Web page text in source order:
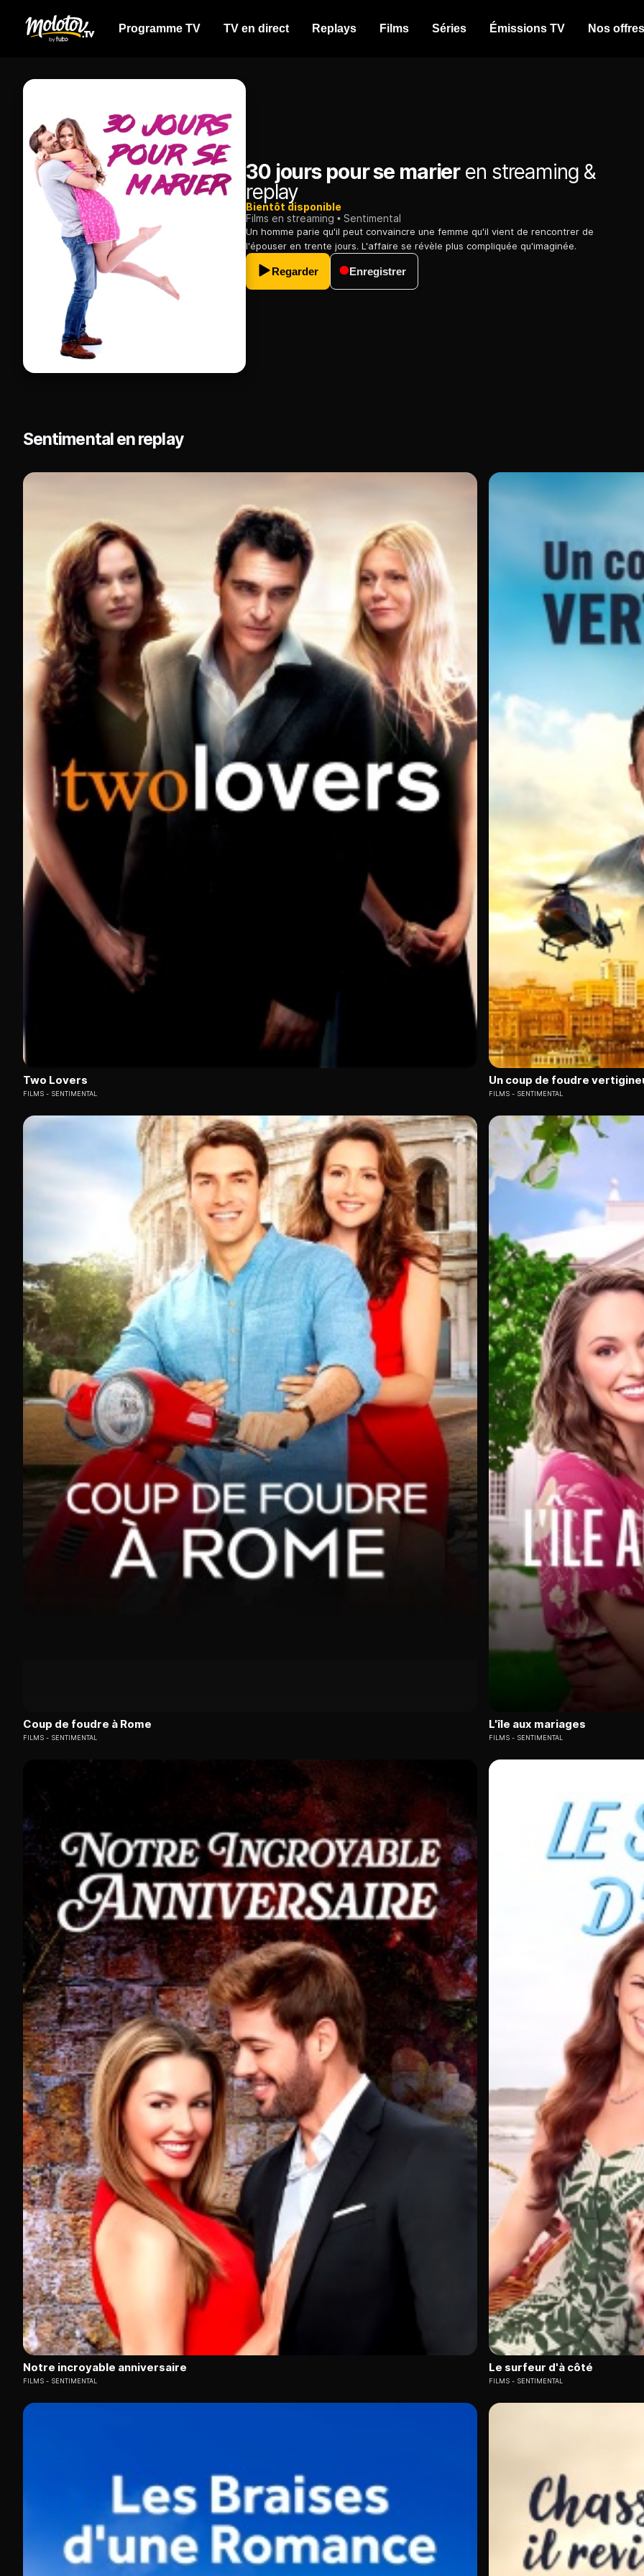
Programme TV TV en direct Replays Films Séries Émissions TV Nos offres
30 jours pour se marieren streaming &
replay
Bientôt disponible
Films en streaming
Sentimental
Un homme parie qu'il peut convaincre une femme qu'il vient de rencontrer de
l'épouser en trente jours. L'affaire se révèle plus compliquée qu'imaginée.
Regarder Enregistrer
Sentimental en replay
Two Lovers
FILMS SENTIMENTAL
Un coup de foudre
FILMS SENTIMENTAL
Coup de foudre à Rome
FILMS SENTIMENTAL
L'île aux mariages
FILMS SENTIMENTAL
Notre incroyable anniversaire
FILMS SENTIMENTAL
Le surfeur d'à côté
FILMS SENTIMENTAL